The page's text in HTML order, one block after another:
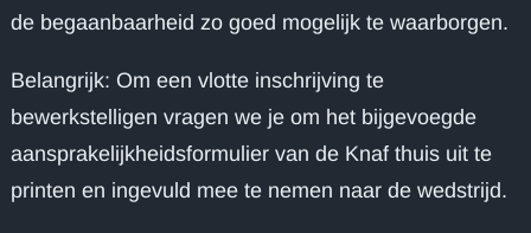
de begaanbaarheid zo goed mogelijk te waarborgen.
Belangrijk: Om een vlotte inschrijving te
bewerkstelligen vragen we je om het bijgevoegde
aansprakelijkheidsformulier van de Knaf thuis uit te
printen en ingevuld mee te nemen naar de wedstrijd.